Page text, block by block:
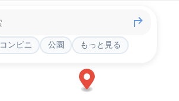
コンビニ 公園 もっと見る